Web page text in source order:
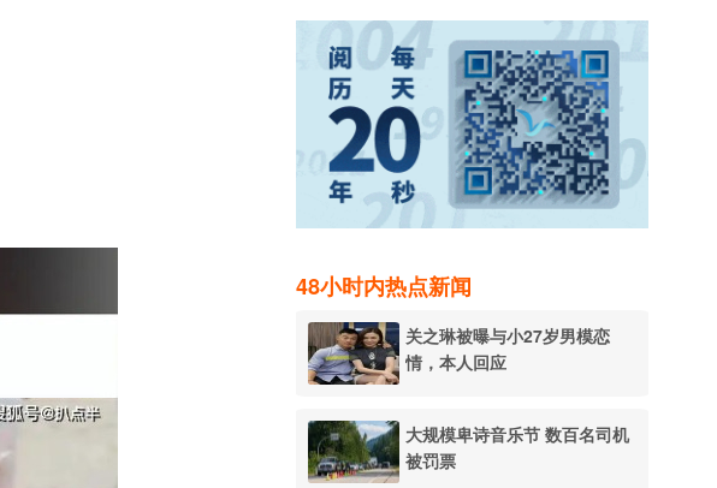
48小时内热点新闻
关之琳被曝与小27岁男模恋
情，本人回应
大规模卑诗音乐节 数百名司机
被罚票